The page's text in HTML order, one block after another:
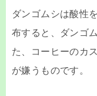
ダンゴムシは酸性
布すると、ダンゴ
た、コーヒーのカ
が嫌うものです。